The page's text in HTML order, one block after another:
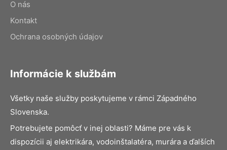
O nás
Kontakt
Ochrana osobných údajov
Informácie k službám
Všetky naše služby poskytujeme v rámci Západného
Slovenska.
Potrebujete pomôcť v inej oblasti? Máme pre vás k
dispozícii aj elektrikára, vodoinštalatéra, murára a ďalších